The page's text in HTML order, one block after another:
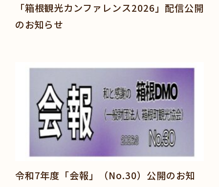
「箱根観光カンファレンス2026」配信公開
のお知らせ
令和7年度「会報」（No.30）公開のお知